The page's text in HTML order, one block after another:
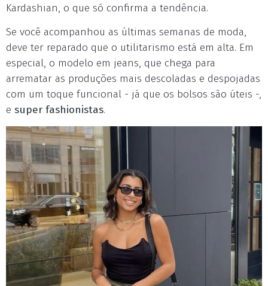
Kardashian, o que só confirma a tendência.
Se você acompanhou as últimas semanas de moda,
deve ter reparado que o utilitarismo está em alta. Em
especial, o modelo em jeans, que chega para
arrematar as produções mais descoladas e despojadas
com um toque funcional - já que os bolsos são úteis -,
e super fashionistas.